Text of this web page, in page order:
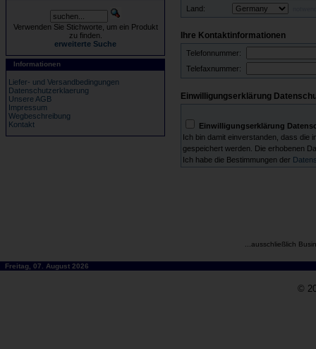
Verwenden Sie Stichworte, um ein Produkt
zu finden.
erweiterte Suche
Informationen
Liefer- und Versandbedingungen
Datenschutzerklaerung
Unsere AGB
Impressum
Wegbeschreibung
Kontakt
Land:
Ihre Kontaktinformationen
Telefonnummer:
Telefaxnummer:
Einwilligungserklärung
Einwilligungserklärung
Ich bin damit einverstanden, dass die
gespeichert werden. Die erhobenen
Ich habe die Bestimmungen der
...ausschließlich
Freitag, 07. August 2026
©